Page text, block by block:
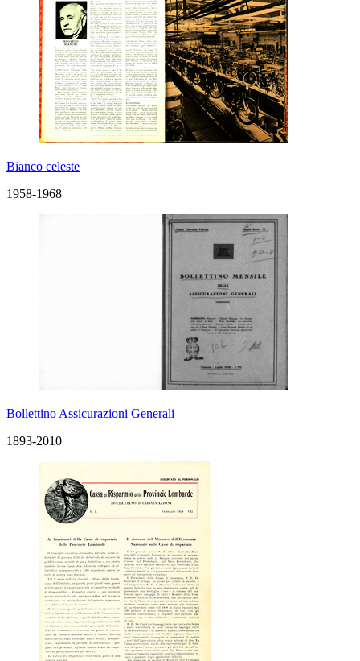
Bianco celeste
1958-1968
Bollettino Assicurazioni Generali
1893-2010